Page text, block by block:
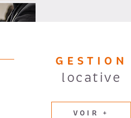
GESTION
locative
VOIR +